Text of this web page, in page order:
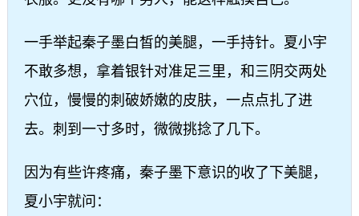
一手举起秦子墨白皙的美腿，一手持针。夏小宇
不敢多想，拿着银针对准足三里，和三阴交两处
穴位，慢慢的刺破娇嫩的皮肤，一点点扎了进
去。刺到一寸多时，微微挑捻了几下。
因为有些许疼痛，秦子墨下意识的收了下美腿，
夏小宇就问：